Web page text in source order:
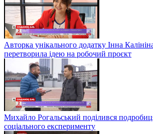
Авторка унікального додатку Інна
перетворила ідею на робочий проєкт
Михайло Рогальський поділився
соціального експерименту